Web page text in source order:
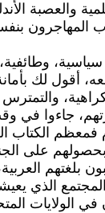
والعصبة
المهاجرون
أقول لك
والتمترس
جاءوا في
فمعظم الكتاب
بحصولهم على
بلغتهم
الذي
الولايات